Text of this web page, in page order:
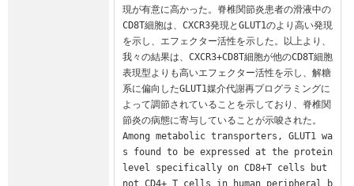
現が有意に高かった。脊椎関節炎患者の滑液中の
CD8T細胞は、CXCR3発現とGLUT1のより高い発現
を示し、エフェクター活性を示した。以上より、
我々の結果は、CXCR3+CD8T細胞が他のCD8T細胞
表現型よりも高いエフェクター活性を示し、解糖
系に偏向したGLUT1媒介代謝再プログラミングに
よって調節されていることを示しており、脊椎関
節炎の病態に寄与していることが示唆された。
Among metabolic transporters, GLUT1 wa
s found to be expressed at the protein
level specifically on CD8+T cells but
not CD4+ T cells in human peripheral b